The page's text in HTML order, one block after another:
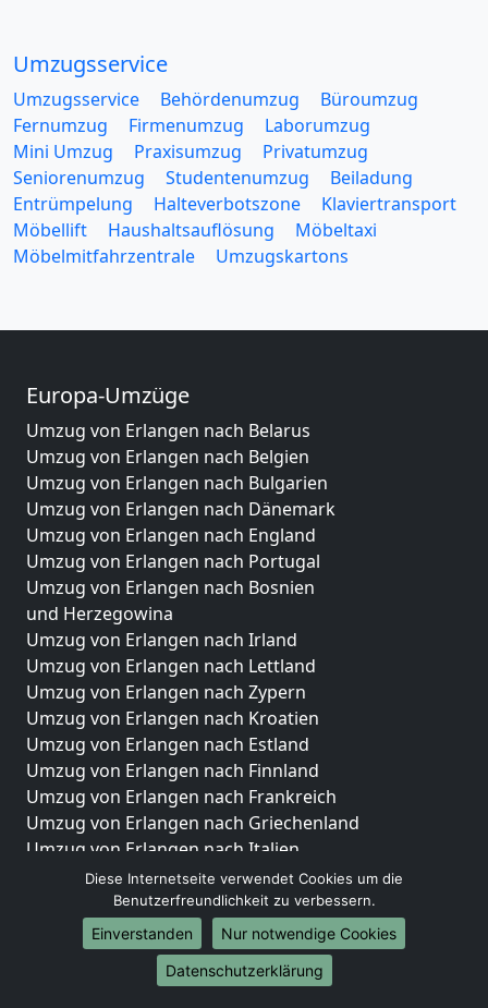
Umzugsservice
Umzugsservice Behördenumzug
Büroumzug
Fernumzug
Firmenumzug
Laborumzug
Mini Umzug
Praxisumzug
Privatumzug
Seniorenumzug
Studentenumzug
Beiladung
Entrümpelung
Halteverbotszone
Klaviertransport
Möbellift
Haushaltsauflösung
Möbeltaxi
Möbelmitfahrzentrale
Umzugskartons
Europa-Umzüge
Umzug von Erlangen nach Belarus
Umzug von Erlangen nach Belgien
Umzug von Erlangen nach Bulgarien
Umzug von Erlangen nach Dänemark
Umzug von Erlangen nach England
Umzug von Erlangen nach Portugal
Umzug von Erlangen nach Bosnien
und Herzegowina
Umzug von Erlangen nach Irland
Umzug von Erlangen nach Lettland
Umzug von Erlangen nach Zypern
Umzug von Erlangen nach Kroatien
Umzug von Erlangen nach Estland
Umzug von Erlangen nach Finnland
Umzug von Erlangen nach Frankreich
Umzug von Erlangen nach Griechenland
Umzug von Erlangen nach Italien
Umzug von Erlangen nach Liechtenstein
Umzug von Erlangen nach Luxemburg
Umzug von Erlangen nach Niederlande
Umzug von Erlangen nach Norwegen
Umzüge-Deutschlandweit
Diese Internetseite verwendet Cookies um die
Benutzerfreundlichkeit zu verbessern.
Einverstanden
Nur notwendige Cookies
Datenschutzerklärung